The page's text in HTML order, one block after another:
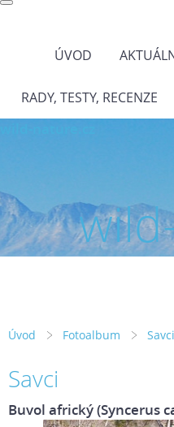
ÚVOD
RADY, TESTY, RECENZE
Úvod Fotoalbum Savci
Savci
Buvol africký (Syncerus